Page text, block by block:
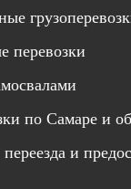
перевозки
по Самаре и
и